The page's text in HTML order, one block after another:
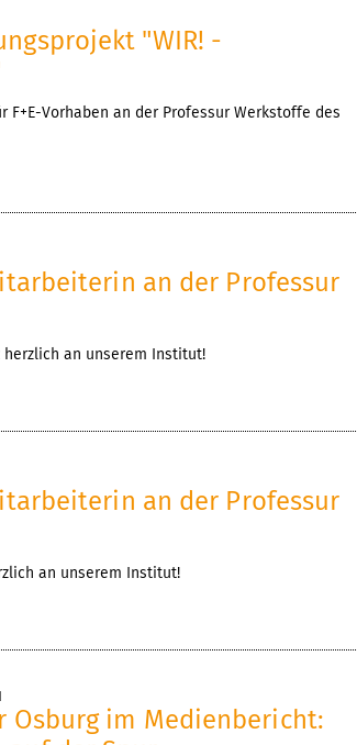
"WIR! -
F+E-Vorhaben an der Professur Werkstoffe des
an der Professur
herzlich an unserem Institut!
an der Professur
an unserem Institut!
Osburg im Medienbericht: